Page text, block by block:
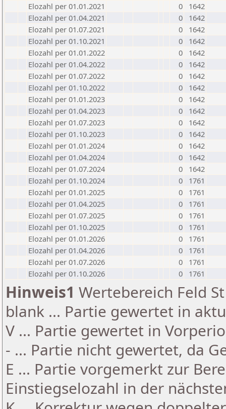
Elozahl per 01.01.2021
0
1642
Elozahl per 01.04.2021
0
1642
Elozahl per 01.07.2021
0
1642
Elozahl per 01.10.2021
0
1642
Elozahl per 01.01.2022
0
1642
Elozahl per 01.04.2022
0
1642
Elozahl per 01.07.2022
0
1642
Elozahl per 01.10.2022
0
1642
Elozahl per 01.01.2023
0
1642
Elozahl per 01.04.2023
0
1642
Elozahl per 01.07.2023
0
1642
Elozahl per 01.10.2023
0
1642
Elozahl per 01.01.2024
0
1642
Elozahl per 01.04.2024
0
1642
Elozahl per 01.07.2024
0
1642
Elozahl per 01.10.2024
0
1761
Elozahl per 01.01.2025
0
1761
Elozahl per 01.04.2025
0
1761
Elozahl per 01.07.2025
0
1761
Elozahl per 01.10.2025
0
1761
Elozahl per 01.01.2026
0
1761
Elozahl per 01.04.2026
0
1761
Elozahl per 01.07.2026
0
1761
Elozahl per 01.10.2026
0 1761
Hinweis1 Wertebereich Feld
blank ... Partie gewertet in
V ... Partie gewertet in
- ... Partie nicht gewertet, da
E ... Partie vorgemerkt zur
Einstiegselozahl in der